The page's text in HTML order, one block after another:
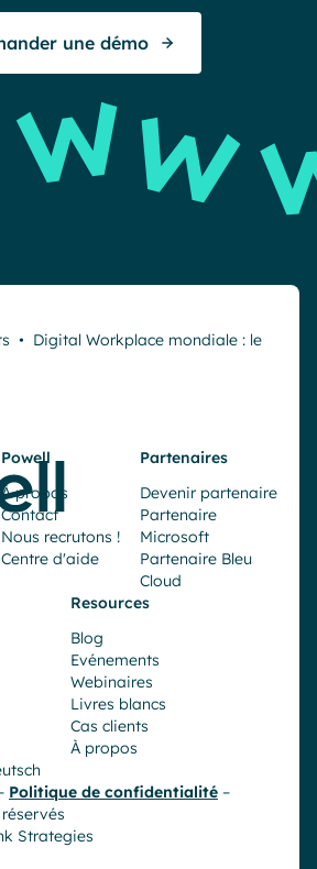
une démo
• Digital Workplace mondiale : le
Powell
À propos
Contact
Nous recrutons !
Centre d'aide
Partenaires
Devenir partenaire
Partenaire
Microsoft
Partenaire Bleu
Cloud
Resources
Blog
Evénements
Webinaires
Livres blancs
Cas clients
À propos
Politique de confidentialité –
Strategies